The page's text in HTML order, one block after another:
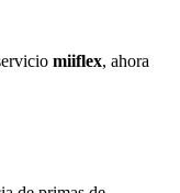
miiflex, ahora